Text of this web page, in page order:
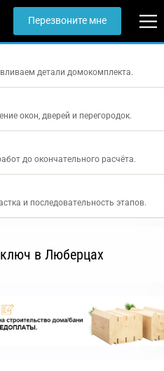
Перезвоните мне
детали домокомплекта.
окон, дверей и перегородок.
до окончательного расчёта.
и последовательность этапов.
в Люберцах